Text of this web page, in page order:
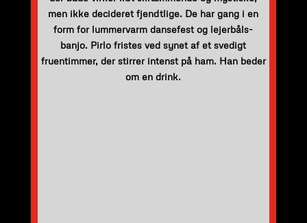
men ikke decideret fjendtlige. De har gang i en
form for lummervarm dansefest og lejerbåls-
banjo. Pirlo fristes ved synet af et svedigt
fruentimmer, der stirrer intenst på ham. Han beder
om en drink.